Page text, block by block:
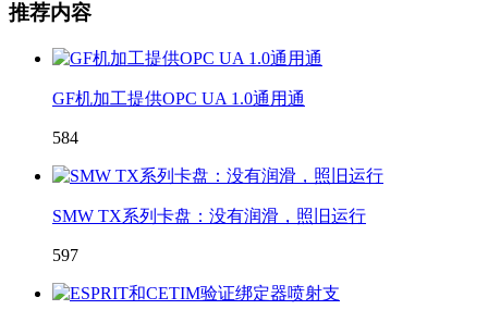
推荐内容
GF机加工提供OPC UA 1.0通用通
584
SMW TX系列卡盘：没有润滑，照旧运行
597